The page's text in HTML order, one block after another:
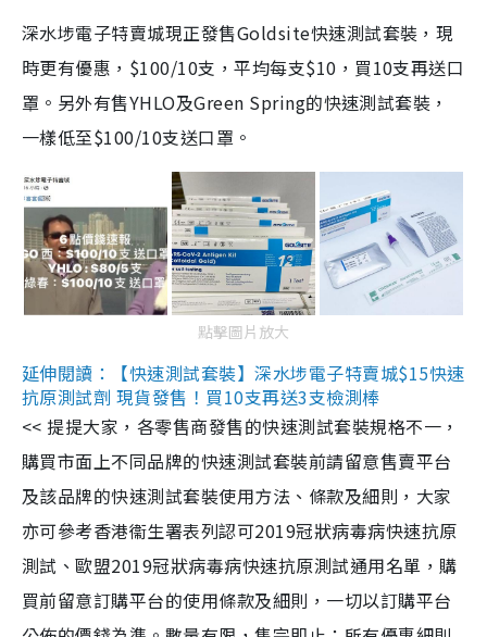
深水埗電子特賣城現正發售Goldsite快速測試套裝，現
時更有優惠，$100/10支，平均每支$10，買10支再送口
罩。另外有售YHLO及Green Spring的快速測試套裝，
一樣低至$100/10支送口罩。
點擊圖片放大
延伸閱讀：【快速測試套裝】深水埗電子特賣城$15快速
抗原測試劑 現貨發售！買10支再送3支檢測棒
<< 提提大家，各零售商發售的快速測試套裝規格不一，
購買市面上不同品牌的快速測試套裝前請留意售賣平台
及該品牌的快速測試套裝使用方法、條款及細則，大家
亦可參考香港衞生署表列認可2019冠狀病毒病快速抗原
測試、歐盟2019冠狀病毒病快速抗原測試通用名單，購
買前留意訂購平台的使用條款及細則，一切以訂購平台